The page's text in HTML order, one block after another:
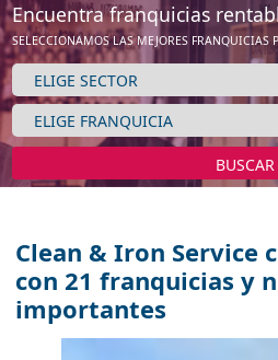
Encuentra franquicias
SELECCIONAMOS LAS MEJORES FRANQUICIAS
BUSCAR
Clean & Iron Service
con 21 franquicias y
importantes